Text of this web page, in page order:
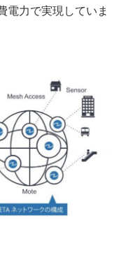
電力で実現していま